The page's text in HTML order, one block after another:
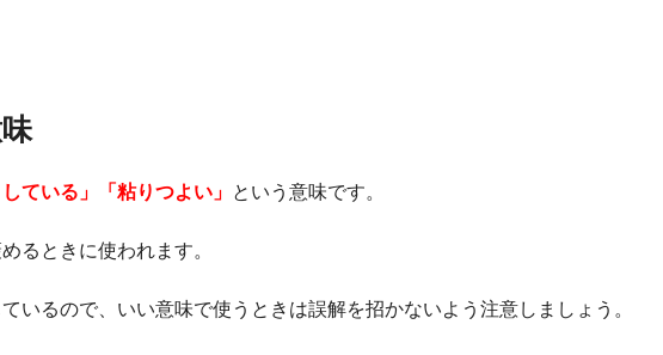
ている」「粘りつよい」 という意味です。
るときに使われます。
いるので、いい意味で使うときは誤解を招かないよう注意しましょう。